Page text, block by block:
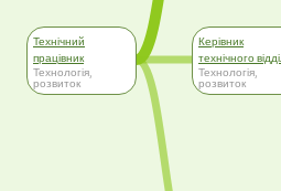
Технічний
працівник
Технологія,
розвиток
Керівник
технічного
Технологія,
розвиток